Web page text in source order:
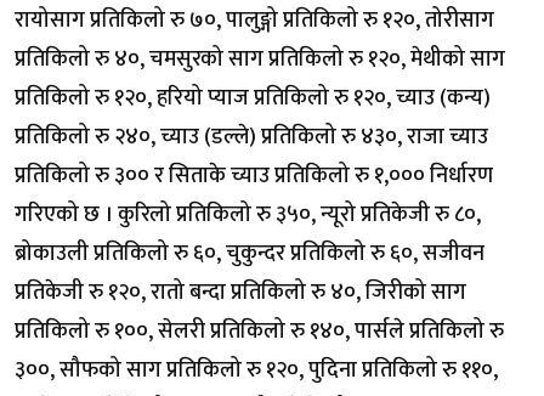
रायोसाग प्रतिकिलो रु ७०, पालुङ्गो प्रतिकिलो रु १२०, तोरीसाग
प्रतिकिलो रु ४०, चमसुरको साग प्रतिकिलो रु १२०, मेथीको साग
प्रतिकिलो रु १२०, हरियो प्याज प्रतिकिलो रु १२०, च्याउ (कन्य)
प्रतिकिलो रु २४०, च्याउ (डल्ले) प्रतिकिलो रु ४३०, राजा च्याउ
प्रतिकिलो रु ३०० र सिताके च्याउ प्रतिकिलो रु १,००० निर्धारण
गरिएको छ । कुरिलो प्रतिकिलो रु ३५०, न्यूरो प्रतिकेजी रु ८०,
ब्रोकाउली प्रतिकिलो रु ६०, चुकुन्दर प्रतिकिलो रु ६०, सजीवन
प्रतिकेजी रु १२०, रातो बन्दा प्रतिकिलो रु ४०, जिरीको साग
प्रतिकिलो रु १००, सेलरी प्रतिकिलो रु १४०, पार्सले प्रतिकिलो रु
३००, सौफको साग प्रतिकिलो रु १२०, पुदिना प्रतिकिलो रु ११०,